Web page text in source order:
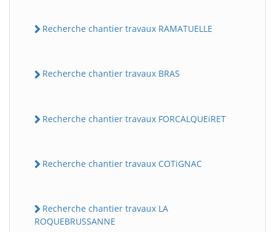
Recherche chantier travaux RAMATUELLE
Recherche chantier travaux BRAS
Recherche chantier travaux FORCALQUEiRET
Recherche chantier travaux COTiGNAC
Recherche chantier travaux LA
ROQUEBRUSSANNE